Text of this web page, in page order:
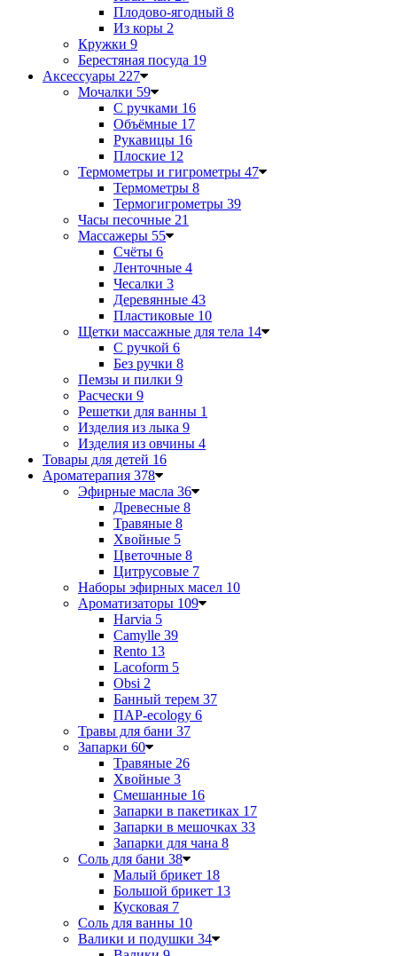
Плодово-ягодный 8
Из коры 2
Кружки 9
Берестяная посуда 19
Аксессуары 227
Мочалки 59
С ручками 16
Объёмные 17
Рукавицы 16
Плоские 12
Термометры и гигрометры 47
Термометры 8
Термогигрометры 39
Часы песочные 21
Массажеры 55
Счёты 6
Ленточные 4
Чесалки 3
Деревянные 43
Пластиковые 10
Щетки массажные для тела 14
С ручкой 6
Без ручки 8
Пемзы и пилки 9
Расчески 9
Решетки для ванны 1
Изделия из лыка 9
Изделия из овчины 4
Товары для детей 16
Ароматерапия 378
Эфирные масла 36
Древесные 8
Травяные 8
Хвойные 5
Цветочные 8
Цитрусовые 7
Наборы эфирных масел 10
Ароматизаторы 109
Harvia 5
Camylle 39
Rento 13
Lacoform 5
Obsi 2
Банный терем 37
ПАР-ecology 6
Травы для бани 37
Запарки 60
Травяные 26
Хвойные 3
Смешанные 16
Запарки в пакетиках 17
Запарки в мешочках 33
Запарки для чана 8
Соль для бани 38
Малый брикет 18
Большой брикет 13
Кусковая 7
Соль для ванны 10
Валики и подушки 34